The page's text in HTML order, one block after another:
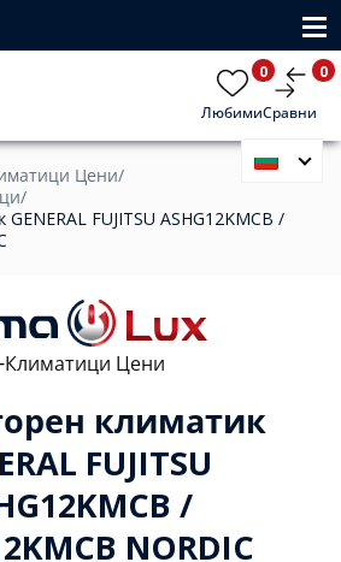
Любими
0
Сравни
0
Цени/
/
FUJITSU ASHG12KMCB /
климатик
FUJITSU
/
NORDIC
Климатици Цени